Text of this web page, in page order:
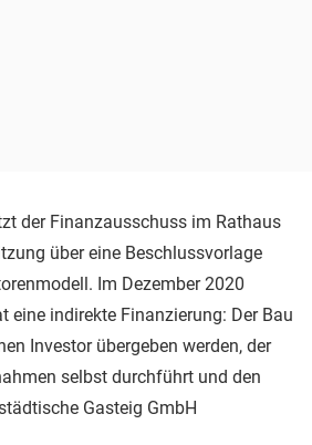
der Finanzausschuss im Rathaus
über eine Beschlussvorlage
Im Dezember 2020
eine indirekte Finanzierung: Der Bau
Investor übergeben werden, der
selbst durchführt und den
Gasteig GmbH